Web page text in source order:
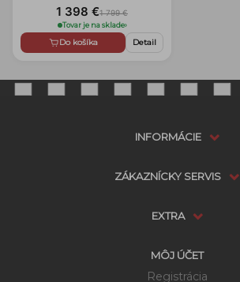
1 398 €1 799 €
Tovar je na sklade›
Do košíka Detail
INFORMÁCIE
ZÁKAZNÍCKY SERVIS
EXTRA
MÔJ ÚČET
Registrácia